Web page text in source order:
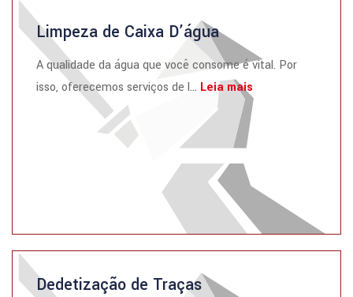
Limpeza de Caixa D’água
A qualidade da água que você consome é vital. Por
isso, oferecemos serviços de l... Leia mais
Dedetização de Traças